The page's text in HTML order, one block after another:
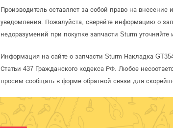
Производитель оставляет за собой право на
уведомления. Пожалуйста, сверяйте информацию о
недоразумений при покупке запчасти Sturm
Информация на сайте о запчасти Sturm Накладка
Статьи 437 Гражданского кодекса РФ. Любое
просим сообщать в форме обратной связи для